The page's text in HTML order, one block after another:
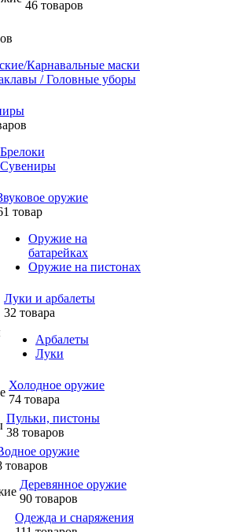
46 товаров
Карнавальные маски
/ Головные уборы
Брелоки
Сувениры
оружие
товар
Оружие на
батарейках
Оружие на пистонах
Луки и арбалеты
32 товара
Арбалеты
Луки
Холодное оружие
74 товара
Пульки, пистоны
38 товаров
оружие
товаров
Деревянное оружие
90 товаров
Одежда и снаряжения